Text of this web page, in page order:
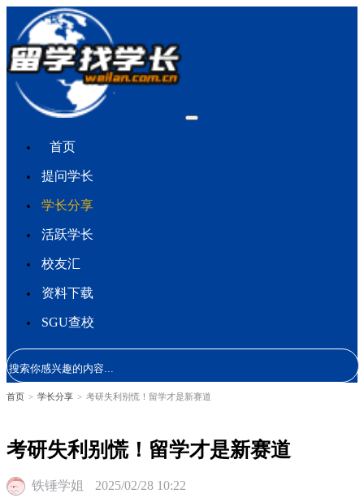
首页
提问学长
学长分享
活跃学长
校友汇
资料下载
SGU查校
首页 > 学长分享 > 考研失利别慌！留学才是新赛道
考研失利别慌！留学才是新赛道
铁锤学姐 2025/02/28 10:22